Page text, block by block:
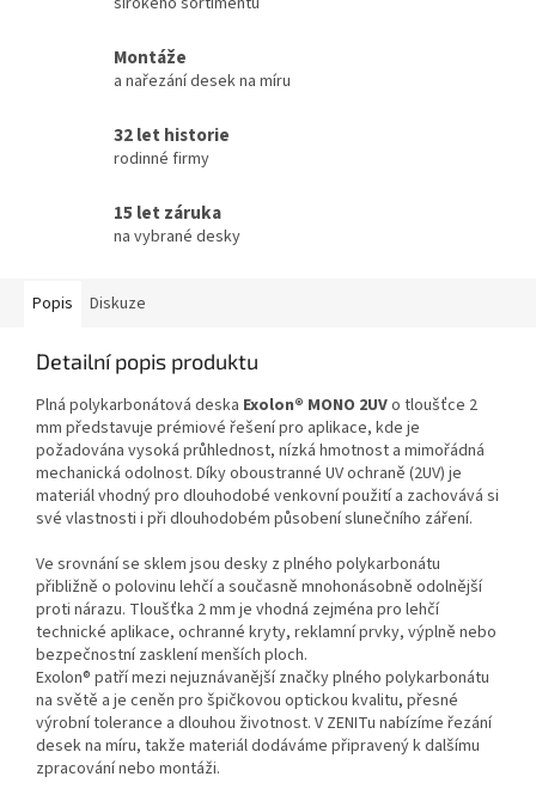
Montáže
a nařezání desek na míru
32 let historie
rodinné firmy
15 let záruka
na vybrané desky
Popis Diskuze
Detailní popis produktu
Plná polykarbonátová deska Exolon® MONO 2UVo tloušťce 2
mm představuje prémiové řešení pro aplikace, kde je
požadována vysoká průhlednost, nízká hmotnost a mimořádná
mechanická odolnost. Díky oboustranné UV ochraně (2UV) je
materiál vhodný pro dlouhodobé venkovní použití a zachovává si
své vlastnosti i při dlouhodobém působení slunečního záření.
Ve srovnání se sklem jsou desky z plného polykarbonátu
přibližně o polovinu lehčí a současně mnohonásobně odolnější
proti nárazu. Tloušťka 2 mm je vhodná zejména pro lehčí
technické aplikace, ochranné kryty, reklamní prvky, výplně nebo
bezpečnostní zasklení menších ploch.
Exolon® patří mezi nejuznávanější značky plného polykarbonátu
na světě a je ceněn pro špičkovou optickou kvalitu, přesné
výrobní tolerance a dlouhou životnost. V ZENITu nabízíme řezání
desek na míru, takže materiál dodáváme připravený k dalšímu
zpracování nebo montáži.